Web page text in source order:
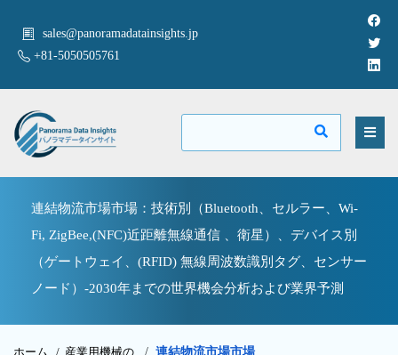
sales@panoramadatainsights.jp
+81-5050505761
連結物流市場市場：技術別（Bluetooth、セルラー、Wi-
Fi, ZigBee,(NFC)近距離無線通信 、衛星）、デバイス別
（ゲートウェイ、(RFID) 無線周波数識別タグ、センサー
ノード）-2030年までの世界機会分析および業界予測
ホーム / 産業用機械の / 連結物流市場市場